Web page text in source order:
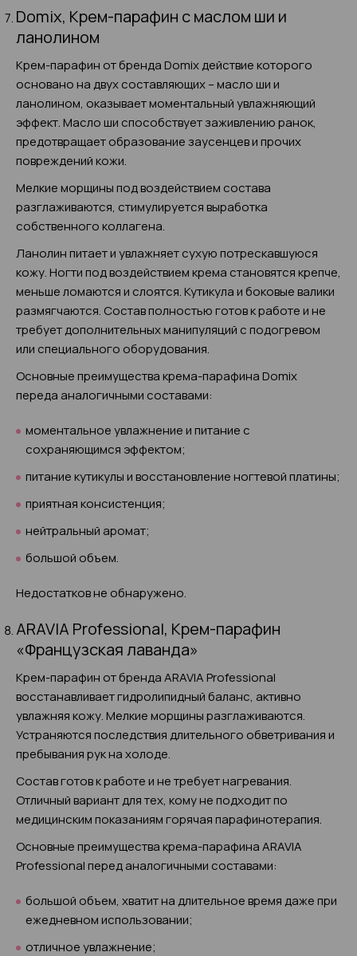
Domix, Крем-парафин с маслом ши и
ланолином
Крем-парафин от бренда Domix действие которого
основано на двух составляющих – масло ши и
ланолином, оказывает моментальный увлажняющий
эффект. Масло ши способствует заживлению ранок,
предотвращает образование заусенцев и прочих
повреждений кожи.
Мелкие морщины под воздействием состава
разглаживаются, стимулируется выработка
собственного коллагена.
Ланолин питает и увлажняет сухую потрескавшуюся
кожу. Ногти под воздействием крема становятся крепче,
меньше ломаются и слоятся. Кутикула и боковые валики
размягчаются. Состав полностью готов к работе и не
требует дополнительных манипуляций с подогревом
или специального оборудования.
Основные преимущества крема-парафина Domix
переда аналогичными составами:
моментальное увлажнение и питание с
сохраняющимся эффектом;
питание кутикулы и восстановление ногтевой платины;
приятная консистенция;
нейтральный аромат;
большой объем.
Недостатков не обнаружено.
ARAVIA Professional, Крем-парафин
«Французская лаванда»
Крем-парафин от бренда ARAVIA Professional
восстанавливает гидролипидный баланс, активно
увлажняя кожу. Мелкие морщины разглаживаются.
Устраняются последствия длительного обветривания и
пребывания рук на холоде.
Состав готов к работе и не требует нагревания.
Отличный вариант для тех, кому не подходит по
медицинским показаниям горячая парафинотерапия.
Основные преимущества крема-парафина ARAVIA
Professional перед аналогичными составами:
большой объем, хватит на длительное время даже при
ежедневном использовании;
отличное увлажнение;